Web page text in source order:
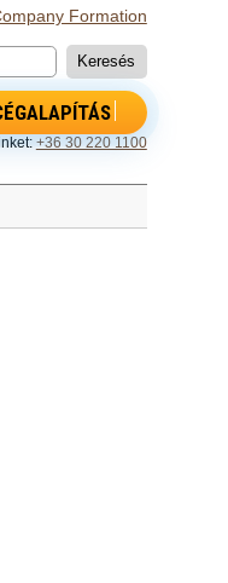
Formation
+36 30 220 1100